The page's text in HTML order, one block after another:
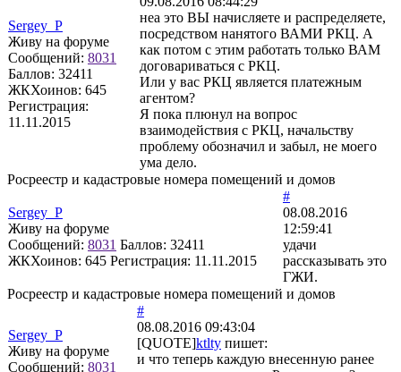
Sergey_P
Живу на форуме
Сообщений: 8031
Баллов: 32411
ЖКХоинов: 645
Регистрация:
11.11.2015
неа это ВЫ начисляете и распределяете,
посредством нанятого ВАМИ РКЦ. А
как потом с этим работать только ВАМ
договариваться с РКЦ.
Или у вас РКЦ является платежным
агентом?
Я пока плюнул на вопрос
взаимодействия с РКЦ, начальству
проблему обозначил и забыл, не моего
ума дело.
Росреестр и кадастровые номера помещений и домов
Sergey_P
Живу на форуме
Сообщений: 8031 Баллов: 32411
ЖКХоинов: 645 Регистрация: 11.11.2015
#
08.08.2016
12:59:41
удачи
рассказывать это
ГЖИ.
Росреестр и кадастровые номера помещений и домов
Sergey_P
Живу на форуме
Сообщений: 8031
#
08.08.2016 09:43:04
[QUOTE]ktlty пишет:
и что теперь каждую внесенную ранее